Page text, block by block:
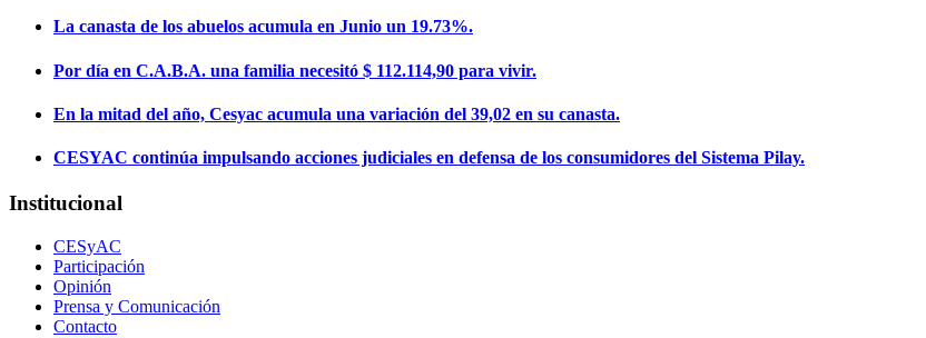
La canasta de los abuelos acumula en Junio un 19.73%.
Por día en C.A.B.A. una familia necesitó $ 112.114,90 para vivir.
En la mitad del año, Cesyac acumula una variación del 39,02 en su canasta.
CESYAC continúa impulsando acciones judiciales en defensa de los consumidores del Sistema Pilay.
Institucional
CESyAC
Participación
Opinión
Prensa y Comunicación
Contacto